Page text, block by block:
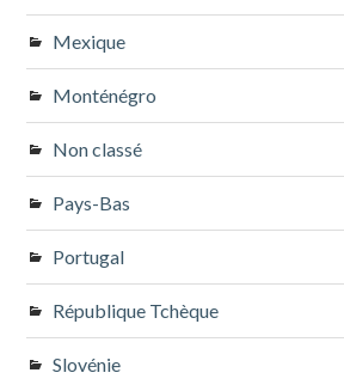
Mexique
Monténégro
Non classé
Pays-Bas
Portugal
République Tchèque
Slovénie